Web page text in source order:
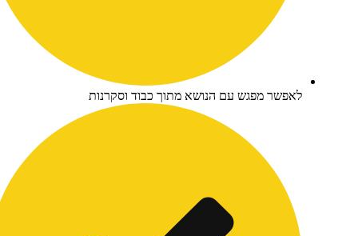
מפגש עם הנושא מתוך כבוד וסקרנות